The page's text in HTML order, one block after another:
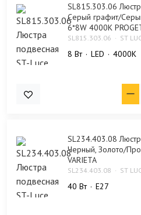
SL815.303.06
Серый графит/
6*8W 4000K
SL815.303.06 ST
8 Bт LED 4000K
SL234.403.08
Черный, Золото/
VARIETA
SL234.403.08 ST
40 Bт E27